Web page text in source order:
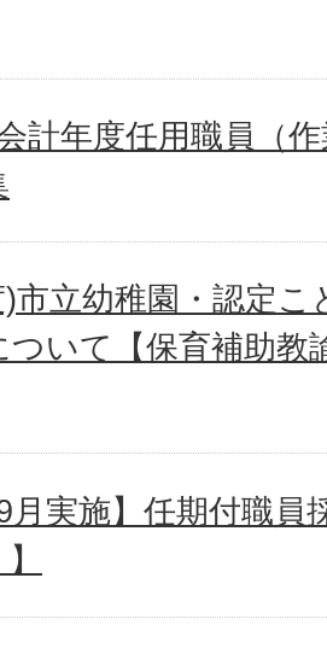
計年度任用職員（
市立幼稚園・認定
ついて【保育補助教
9月実施】任期付職